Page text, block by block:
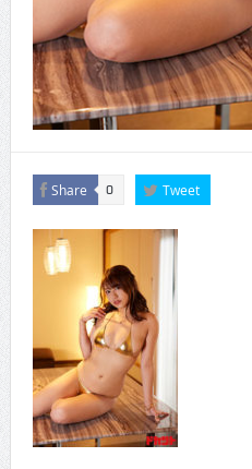
Share 0 Tweet